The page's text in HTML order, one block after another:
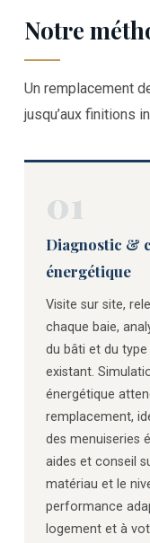
Notre
Un remplacement
jusqu’aux finitions
01
Diagnostic &
énergétique
Visite sur site,
chaque baie,
du bâti et du
existant.
énergétique
remplacement,
des menuiseries
aides et conseil
matériau et le
performance
logement et à